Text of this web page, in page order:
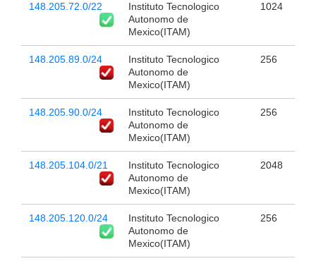
148.205.72.0/22
Instituto Tecnologico
Autonomo de
Mexico(ITAM)
1024
148.205.89.0/24
Instituto Tecnologico
Autonomo de
Mexico(ITAM)
256
148.205.90.0/24
Instituto Tecnologico
Autonomo de
Mexico(ITAM)
256
148.205.104.0/21
Instituto Tecnologico
Autonomo de
Mexico(ITAM)
2048
148.205.120.0/24
Instituto Tecnologico
Autonomo de
Mexico(ITAM)
256